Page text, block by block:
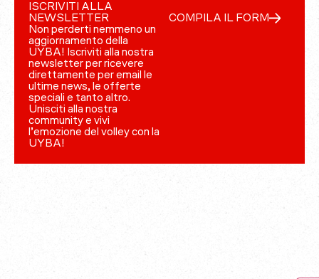
ISCRIVITI ALLA
NEWSLETTER
Non perderti nemmeno un
aggiornamento della
UYBA! Iscriviti alla nostra
newsletter per ricevere
direttamente per email le
ultime news, le offerte
speciali e tanto altro.
Unisciti alla nostra
community e vivi
l’emozione del volley con la
UYBA!
COMPILA IL FORM